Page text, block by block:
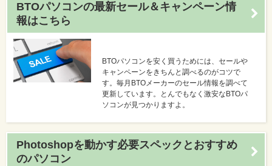
BTOパソコンの最新セール＆キャンペーン情
報はこちら
BTOパソコンを安く買うためには、セールや
キャンペーンをきちんと調べるのがコツで
す。毎月BTOメーカーのセール情報を調べて
更新しています。とんでもなく激安なBTOパ
ソコンが見つかりますよ。
Photoshopを動かす必要スペックとおすすめ
のパソコン